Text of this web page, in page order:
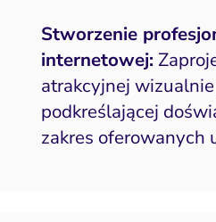
Stworzenie
internetowej:
atrakcyjnej
podkreślającej
zakres oferowanych